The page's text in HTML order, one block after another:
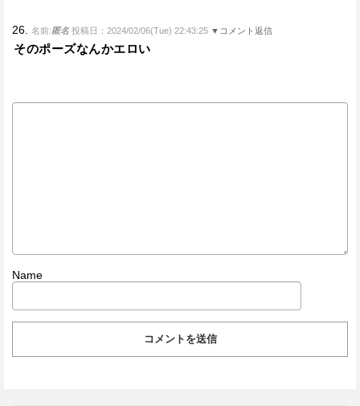
26. 名前:匿名 投稿日：2024/02/06(Tue) 22:43:25 ▼コメント返信
そのポーズなんかエロい
Name